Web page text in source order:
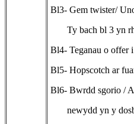
Bl3- Gem twister/
Ty bach bl 3 yn
Bl4- Teganau o offer
Bl5- Hopscotch ar
Bl6- Bwrdd sgorio /
newydd yn y